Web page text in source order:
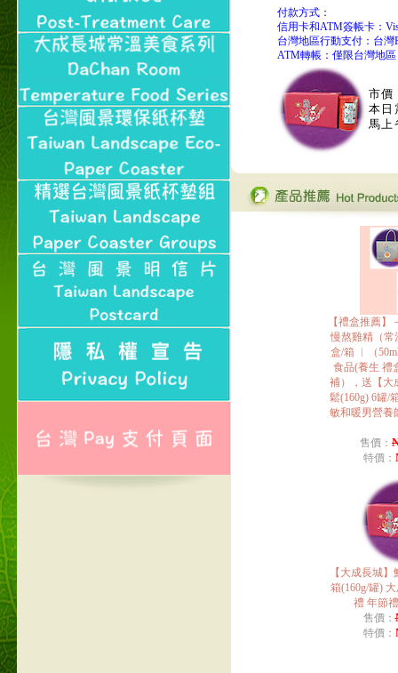
時線上服務不打烊！
本站支援台灣Pay
本站聲明：本站目前已無
和葛堡國際有限公司任何
合作關係
本站支援支付宝
2017年1月1日起，中国大
陆运费不限重量，调降为
NT$320(RMB￥71.00)
付款方式：
信用卡和ATM簽帳卡：
台灣地區行動支付：台灣
ATM轉帳：僅限台灣地區
市價
本日
馬上
【禮盒推薦
慢熬雞精（常
盒/箱 ︱（
食品(養生 禮
補），送【大
鬆(160g) 6罐/
敏和暖男營養
售價：
特價：
【大成長城
箱(160g/罐)
禮 年節
售價：
特價：